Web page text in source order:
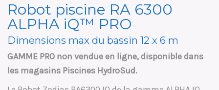
Robot piscine RA 6300
ALPHA iQ™ PRO
Dimensions max du bassin 12 x 6 m
GAMME PRO non vendue en ligne, disponible dans
les magasins Piscines HydroSud.